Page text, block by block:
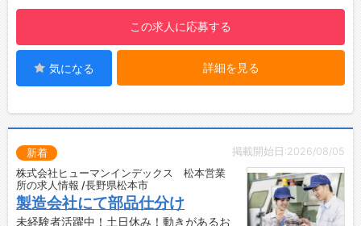
・男性の育児休業取得実績あり
【社内設備】
・休憩や昼食に利用できるスペースあり
・冷蔵庫あり
【こんな方におすすめ♪】
・未経験からチャレンジしたい方
・ワークライフバランスを大切にしたい方
・長く安定して働きたい方
【貸与】
・安全靴
◎建物内の上履きのみ、ご準備ください
・食堂スペース
・休憩室
・無料駐車場
この求人に応募する
気になる 詳細を見る
掲載開始日:2026/08/05
新着
株式会社ヒューマンインデックス 松本営業
所の求人情報 /長野県松本市
製造会社にて部品仕分け
未経験者活躍中！土日休み！動きがあるお